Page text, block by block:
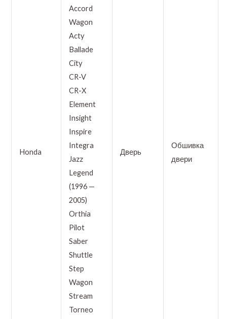
Honda
Accord
Wagon
Acty
Ballade
City
CR-V
CR-X
Element
Insight
Inspire
Integra
Jazz
Legend
(1996 —
2005)
Orthia
Pilot
Saber
Shuttle
Step
Wagon
Stream
Torneo
Дверь
Обшивка
двери